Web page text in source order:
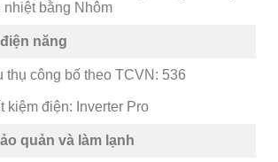
bằng Nhôm
năng
thụ công bố theo TCVN: 536
kiệm điện: Inverter Pro
quản và làm lạnh